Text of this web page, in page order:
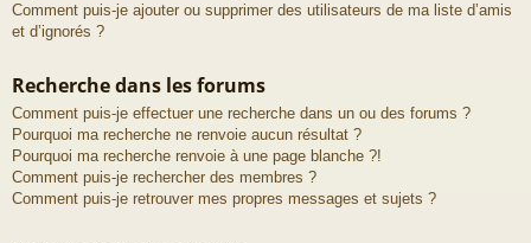
Comment puis-je ajouter ou supprimer des utilisateurs de ma liste d’amis
et d’ignorés ?
Recherche dans les forums
Comment puis-je effectuer une recherche dans un ou des forums ?
Pourquoi ma recherche ne renvoie aucun résultat ?
Pourquoi ma recherche renvoie à une page blanche ?!
Comment puis-je rechercher des membres ?
Comment puis-je retrouver mes propres messages et sujets ?